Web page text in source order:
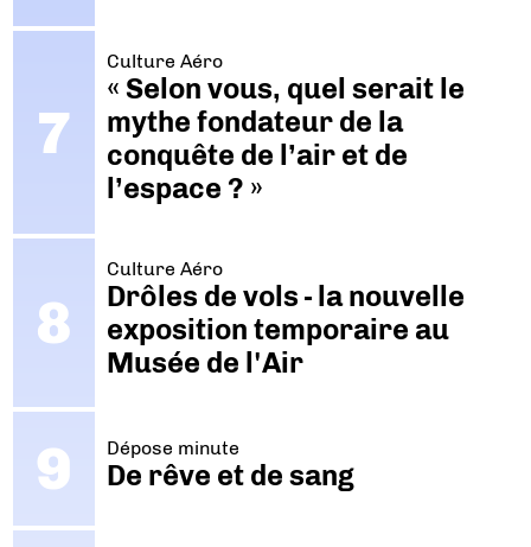
Culture Aéro
« Selon vous, quel serait le
mythe fondateur de la
conquête de l’air et de
l’espace ? »
Culture Aéro
Drôles de vols - la nouvelle
exposition temporaire au
Musée de l'Air
Dépose minute
De rêve et de sang